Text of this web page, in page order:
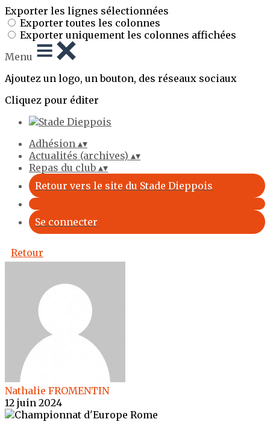
Exporter les lignes sélectionnées
Exporter toutes les colonnes
Exporter uniquement les colonnes affichées
Menu
Ajoutez un logo, un bouton, des réseaux sociaux
Cliquez pour éditer
Adhésion ▴▾
Actualités (archives) ▴▾
Repas du club ▴▾
Retour vers le site du Stade Dieppois
Se connecter
Retour
Nathalie FROMENTIN
12 juin 2024